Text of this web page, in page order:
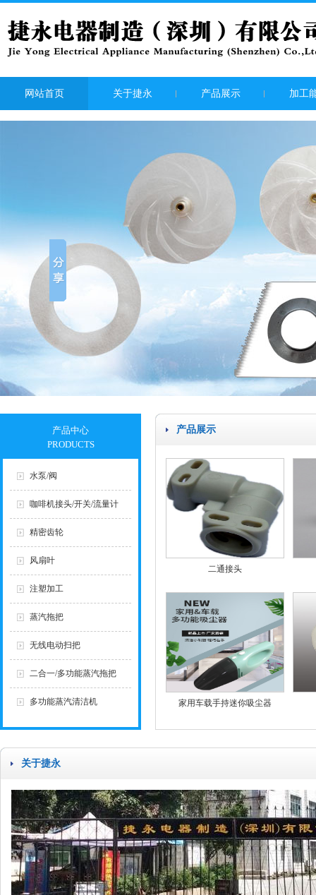
网站首页 关于捷永 产品展示 加工
产品中心
PRODUCTS
水泵/阀
咖啡机接头/开关/流量计
精密齿轮
风扇叶
注塑加工
蒸汽拖把
无线电动扫把
二合一/多功能蒸汽拖把
多功能蒸汽清洁机
产品展示
二通接头
家用车载手持迷你吸尘器
关于捷永